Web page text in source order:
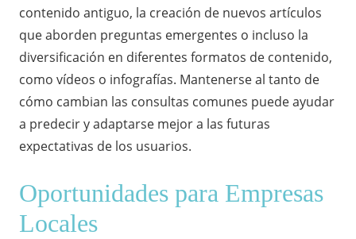
contenido antiguo, la creación de nuevos artículos
que aborden preguntas emergentes o incluso la
diversificación en diferentes formatos de contenido,
como vídeos o infografías. Mantenerse al tanto de
cómo cambian las consultas comunes puede ayudar
a predecir y adaptarse mejor a las futuras
expectativas de los usuarios.
Oportunidades para Empresas
Locales